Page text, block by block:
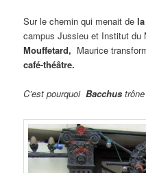
Sur le chemin qui menait de
campus Jussieu et Institut
Mouffetard, Maurice
café-théâtre.
C’est pourquoiBacchus